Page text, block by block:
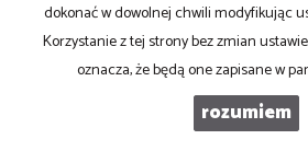
KOD ZABEZPIECZAJĄCY
dokonać w dowolnej chwili modyfikując
Korzystanie z tej strony bez zmian
oznacza, że będą one zapisane w
rozumiem